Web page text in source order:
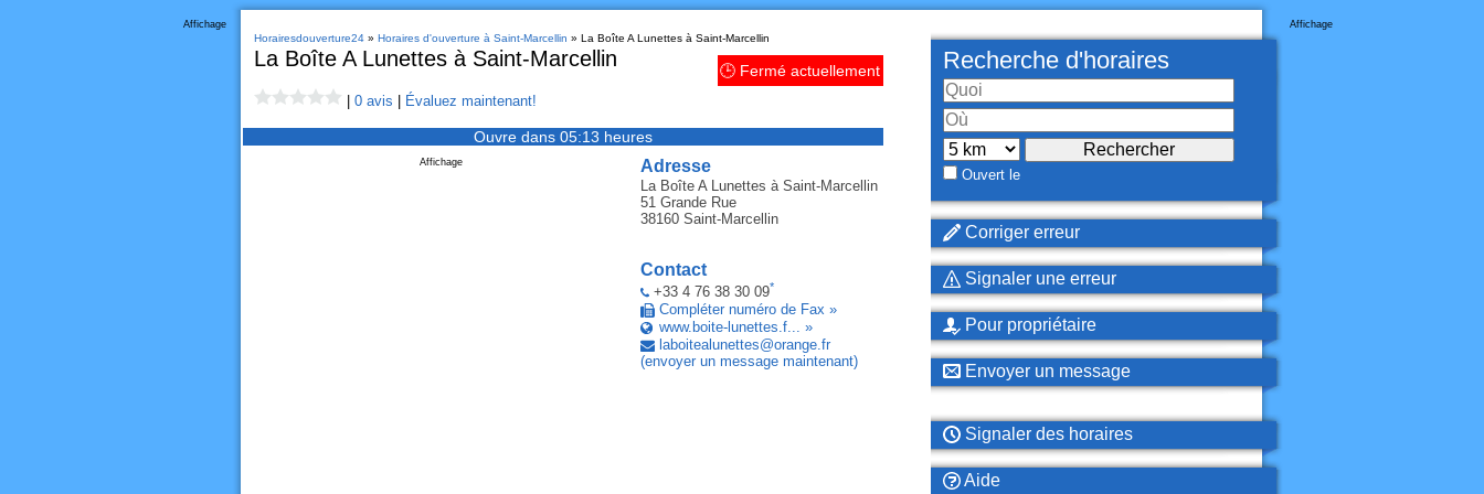
Affichage
Horairesdouverture24» Horaires d'ouverture à Saint-Marcellin » La Boîte A Lunettes à Saint-Marcellin
La Boîte A Lunettes à Saint-Marcellin 🕒 Fermé actuellement
0 avis Évaluez maintenant!
Ouvre dans 05:13 heures
Adresse
La Boîte A Lunettes à Saint-Marcellin
51 Grande Rue
38160 Saint-Marcellin
Contact
+33 4 76 38 30 09*
Compléter numéro de Fax »
www.boite-lunettes.f... »
laboitealunettes@orange.fr
(envoyer un message maintenant)
Affichage
Affichage
Recherche d'horaires
Ouvert le
Corriger erreur
Signaler une erreur
Pour propriétaire
Envoyer un message
Signaler des horaires
Aide